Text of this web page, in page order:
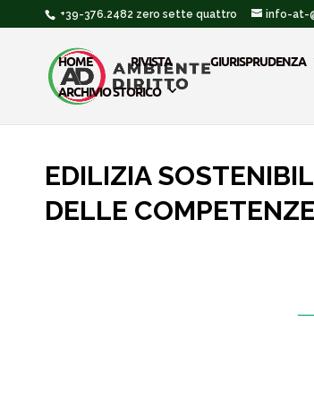
+39-376.2482 zero sette quattro info-at-
HOME RIVISTA GIURISPRUDENZA
ARCHIVIO STORICO
EDILIZIA
DELLE